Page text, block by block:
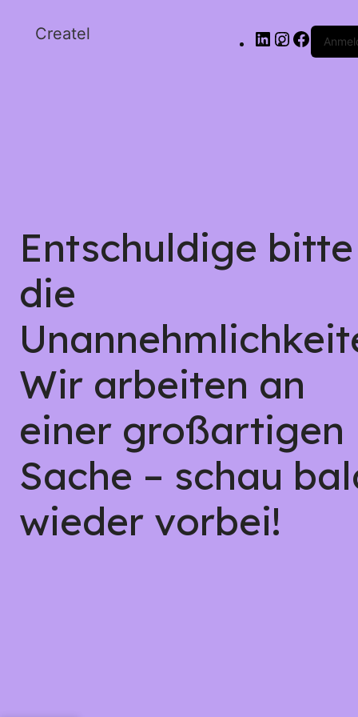
Createl
Entschuldige bitte
die
Wir arbeiten an
einer großartigen
Sache – schau
wieder vorbei!